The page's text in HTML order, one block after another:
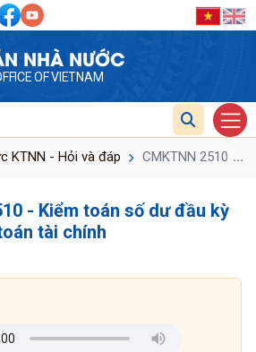
NHÀ NƯỚC
OF VIETNAM
KTNN - Hỏi và đáp CMKTNN 2510 -
...
- Kiểm toán số dư đầu kỳ
tài chính